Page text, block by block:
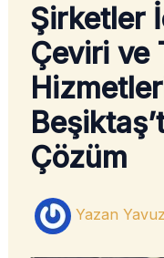
Şirketler
Çeviri ve
Çözüm
Yazan